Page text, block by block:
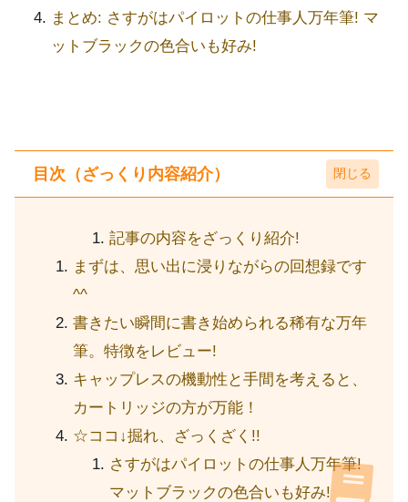
まとめ: さすがはパイロットの仕事人万年筆! マ
ットブラックの色合いも好み!
目次（ざっくり内容紹介）
記事の内容をざっくり紹介!
まずは、思い出に浸りながらの回想録です
^^
書きたい瞬間に書き始められる稀有な万年
筆。特徴をレビュー!
キャップレスの機動性と手間を考えると、
カートリッジの方が万能！
☆ココ↓掘れ、ざっくざく!!
さすがはパイロットの仕事人万年筆!
マットブラックの色合いも好み!